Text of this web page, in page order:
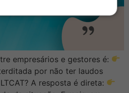
empresários e gestores é:
por não ter laudos
A resposta é direta: